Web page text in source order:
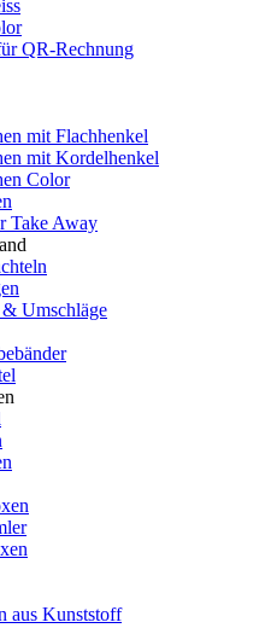
QR-Rechnung
mit Flachhenkel
mit Kordelhenkel
Color
Take Away
& Umschläge
aus Kunststoff